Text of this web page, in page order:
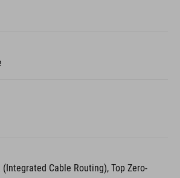
(Integrated Cable Routing), Top Zero-